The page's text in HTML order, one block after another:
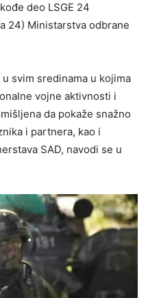
deo LSGE 24
24) Ministarstva odbrane
svim sredinama u kojima
vojne aktivnosti i
da pokaže snažno
i partnera, kao i
SAD, navodi se u